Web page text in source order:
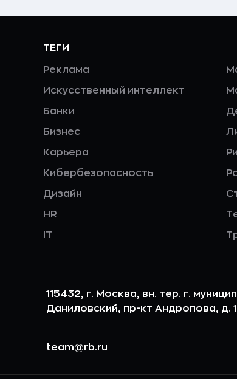
ТЕГИ
Реклама
Искусственный интеллект
Банки
Бизнес
Карьера
Кибербезопасность
Дизайн
HR
IT
115432, г. Москва, вн. тер. г.
Даниловский, пр-кт Андропова, д.
team@rb.ru